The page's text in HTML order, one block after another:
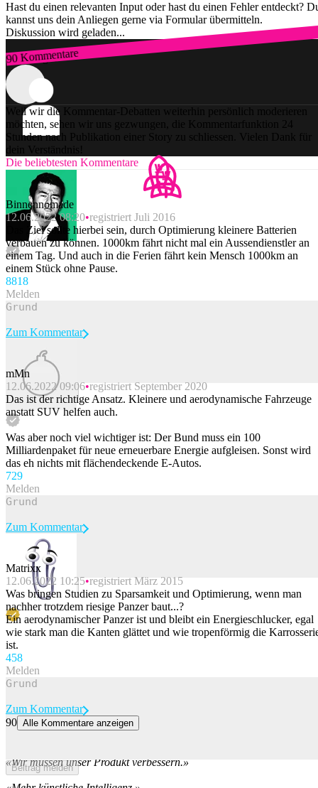
Hast du einen relevanten Input oder hast du einen Fehler entdeckt?
kannst uns dein Anliegen gerne via Formular übermitteln.
Diskussion wird geladen...
90 Kommentare
Zum Login
Weil wir die Kommentar-Debatten weiterhin persönlich moderieren
möchten, sehen wir uns gezwungen, die Kommentarfunktion 24
Stunden nach Publikation einer Story zu schliessen. Vielen Dank für
dein Verständnis!
Die beliebtesten Kommentare
Binnennomade
12.06.2022 08:20 registriert Juli 2016
Das Ziel sollte hierbei sein, durch Optimierung kleinere Batterien
verbauen zu können. 1000km fährt nicht mal ein Aussendienstler an
einem Tag. Und auch in die Ferien fährt kein Mensch 1000km an
einem Stück ohne Pause.
8818
Melden
Beitrag melden
Zum Kommentar
mMn
12.06.2022 09:06 registriert September 2020
Das ist der richtige Ansatz. Kleinere und aerodynamische Fahrzeuge
anstatt SUV helfen auch.
Was aber noch viel wichtiger ist: Der Bund muss ein 100
Milliardenpaket für neue erneuerbare Energie aufgleisen. Sonst wird
das eh nichts mit flächendeckende E-Autos.
729
Melden
Beitrag melden
Zum Kommentar
Matrixx
12.06.2022 10:25 registriert März 2015
Was bringen Studien zu Sparsamkeit und Optimierung, wenn man
nachher trotzdem riesige Panzer baut...?
Ein aerodynamischer Panzer ist und bleibt ein Energieschlucker, egal
wie stark man die Kanten glättet und wie tropenförmig die
ist.
458
Melden
Beitrag melden
Zum Kommentar
90 Alle Kommentare anzeigen
«Wir müssen unser Produkt verbessern.»